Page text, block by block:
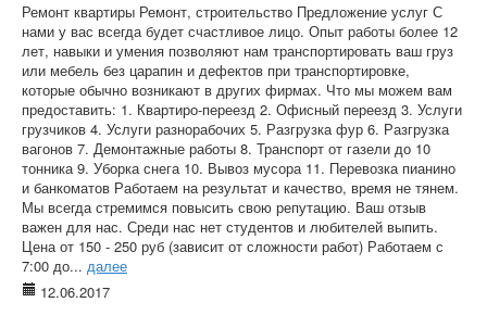
Ремонт квартиры Ремонт, строительство Предложение услуг С
нами у вас всегда будет счастливое лицо. Опыт работы более 12
лет, навыки и умения позволяют нам транспортировать ваш груз
или мебель без царапин и дефектов при транспортировке,
которые обычно возникают в других фирмах. Что мы можем вам
предоставить: 1. Квартиро-переезд 2. Офисный переезд 3. Услуги
грузчиков 4. Услуги разнорабочих 5. Разгрузка фур 6. Разгрузка
вагонов 7. Демонтажные работы 8. Транспорт от газели до 10
тонника 9. Уборка снега 10. Вывоз мусора 11. Перевозка пианино
и банкоматов Работаем на результат и качество, время не тянем.
Мы всегда стремимся повысить свою репутацию. Ваш отзыв
важен для нас. Среди нас нет студентов и любителей выпить.
Цена от 150 - 250 руб (зависит от сложности работ) Работаем с
7:00 до... далее
12.06.2017